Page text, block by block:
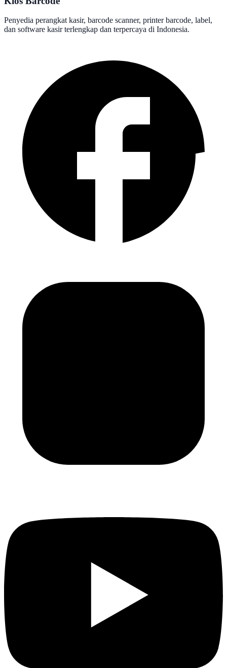
Penyedia perangkat kasir, barcode scanner, printer barcode, label,
dan software kasir terlengkap dan terpercaya di Indonesia.